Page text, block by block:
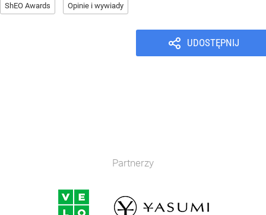
ShEO Awards Opinie i wywiady
UDOSTĘPNIJ
Partnerzy